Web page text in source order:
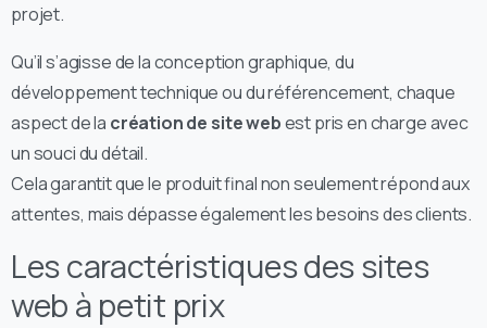
projet.
Qu’il s’agisse de la conception graphique, du
développement technique ou du référencement, chaque
aspect de la création de site webest pris en charge avec
un souci du détail.
Cela garantit que le produit final non seulement répond aux
attentes, mais dépasse également les besoins des clients.
Les caractéristiques des sites
web à petit prix